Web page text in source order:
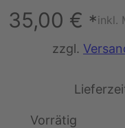
35,00 € *inkl.
zzgl.
Vorrätig